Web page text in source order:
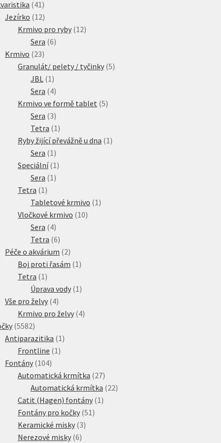
41 41
produktů
Jezírko 1212
produktů
Krmivo pro ryby 1212
Sera 66
Krmivo 2323
produktů
Granulát/ pelety / tyčinky 55
JBL 1 1
produkt
Sera 44
produkty
Krmivo ve formě tablet 55
Sera 33
produkty
Tetra 1 1
produkt
Ryby žijící převážně u dna 1 1
Sera 1 1
produkt
Speciální 1 1
Sera 1 1
Tetra 1 1
produkt
Tabletové krmivo 1 1
Vločkové krmivo 1010
Sera 44
produkty
Tetra 66
produktů
Péče o akvárium 22
produkty
Boj proti řasám 1 1
Tetra 1 1
produkt
Úprava vody 1 1
Vše pro želvy 44
produkty
Krmivo pro želvy 44
55825582
produktů
Antiparazitika 1 1
Frontline 1 1
Fontány 104104
produktů
Automatická krmítka 2727
produktů
Automatická krmítka 2222
Catit (Hagen) fontány 1 1
Fontány pro kočky 51 51
Keramické misky 33
Nerezové misky 66